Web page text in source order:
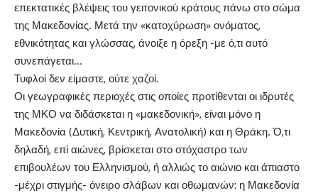
επεκτατικές βλέψεις του γειτονικού κράτους πάνω στο σώμα
της Μακεδονίας. Μετά την «κατοχύρωση» ονόματος,
εθνικότητας και γλώσσας, άνοιξε η όρεξη -με ό,τι αυτό
συνεπάγεται…
Τυφλοί δεν είμαστε, ούτε χαζοί.
Οι γεωγραφικές περιοχές στις οποίες προτίθενται οι ιδρυτές
της ΜΚΟ να διδάσκεται η «μακεδονική», είναι μόνο η
Μακεδονία (Δυτική, Κεντρική, Ανατολική) και η Θράκη. Ό,τι
δηλαδή, επί αιώνες, βρίσκεται στο στόχαστρο των
επιβουλέων του Ελληνισμού, ή αλλιώς το αιώνιο και άπιαστο
-μέχρι στιγμής- όνειρο σλάβων και οθωμανών: η Μακεδονία